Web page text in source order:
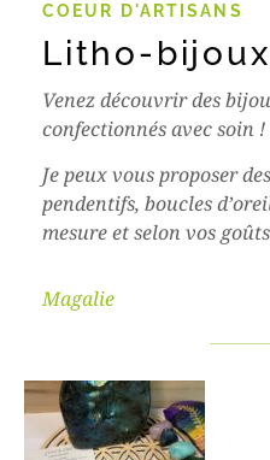
COEUR D'ARTISANS
Litho-bijoux
Venez découvrir des
confectionnés avec soin !
Je peux vous proposer
pendentifs, boucles
mesure et selon vos
Magalie